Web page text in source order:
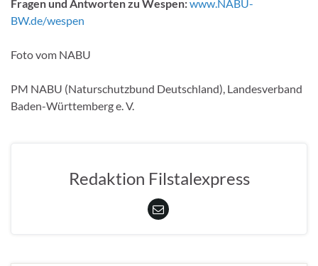
Fragen und Antworten zu Wespen:www.NABU-
BW.de/wespen
Foto vom NABU
PM NABU (Naturschutzbund Deutschland), Landesverband
Baden-Württemberg e. V.
Redaktion Filstalexpress